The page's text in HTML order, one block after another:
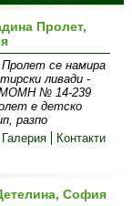
Пролет,
се намира
ливади -
МОМН № 14-239
е детско
разпо
Галерия Контакти
София